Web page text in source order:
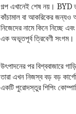
গল্প এখানেই শেষ নয়। BYD
কাঁচামাল বা আকরিকের জন্যও
নিজেদের নামে কিনে নিচ্ছে
এক অভূতপূর্ব ত্রিবেণী সংগম।
উৎপাদনের পর বিশ্ববাজারে
তারা এখন নিজস্ব বড় বড়
একটি পুরোদস্তুর শিপিং